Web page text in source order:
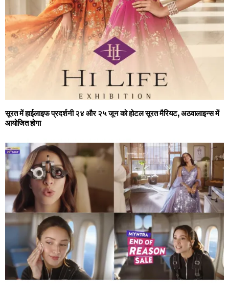
सूरत में हाईलाइफ प्रदर्शनी २४ और २५ जून को होटल सूरत मैरियट, अठवालाइन्स में
आयोजित होगा